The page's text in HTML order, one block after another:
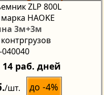
ZLP 800L
HAOKE
3м+3м
раб. дней
/шт. до -4%